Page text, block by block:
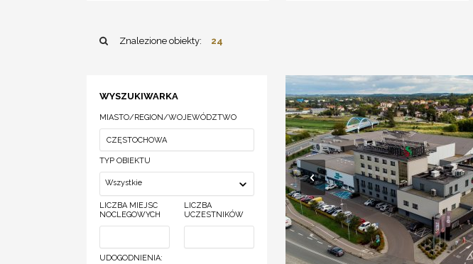
Znalezione obiekty: 24
WYSZUKIWARKA
MIASTO/REGION/WOJEWÓDZTWO
TYP OBIEKTU
Wszystkie
LICZBA MIEJSC
NOCLEGOWYCH
LICZBA
UCZESTNIKÓW
UDOGODNIENIA: